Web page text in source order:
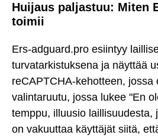
Huijaus paljastuu: Miten
toimii
Ers-adguard.pro esiintyy
turvatarkistuksena ja näyttää
reCAPTCHA-kehotteen, jossa
valintaruutu, jossa lukee "En
temppu, illuusio laillisuudesta,
on vakuuttaa käyttäjät siitä,